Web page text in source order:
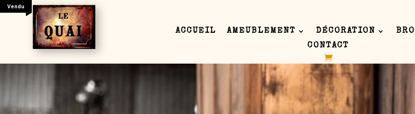
ACCUEIL AMEUBLEMENT DÉCORATION
CONTACT
Vendu
Your content goes here. Edit or remove this text inline or in the module Content settings. You can also style